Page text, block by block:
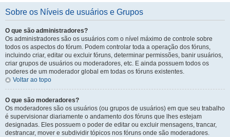
Sobre os Níveis de usuários e Grupos
O que são administradores?
Os administradores são os usuários com o nível máximo de controle sobre
todos os aspectos do fórum. Podem controlar toda a operação dos fóruns,
incluindo criar, editar ou excluir fóruns, determinar permissões, banir usuários,
criar grupos de usuários ou moderadores, etc. E ainda possuem todos os
poderes de um moderador global em todas os fóruns existentes.
Voltar ao topo
O que são moderadores?
Os moderadores são os usuários (ou grupos de usuários) em que seu trabalho
é supervisionar diariamente o andamento dos fóruns que lhes estejam
designadas. Eles possuem o poder de editar ou excluir mensagens, trancar,
destrancar, mover e subdividir tópicos nos fóruns onde são moderadores.